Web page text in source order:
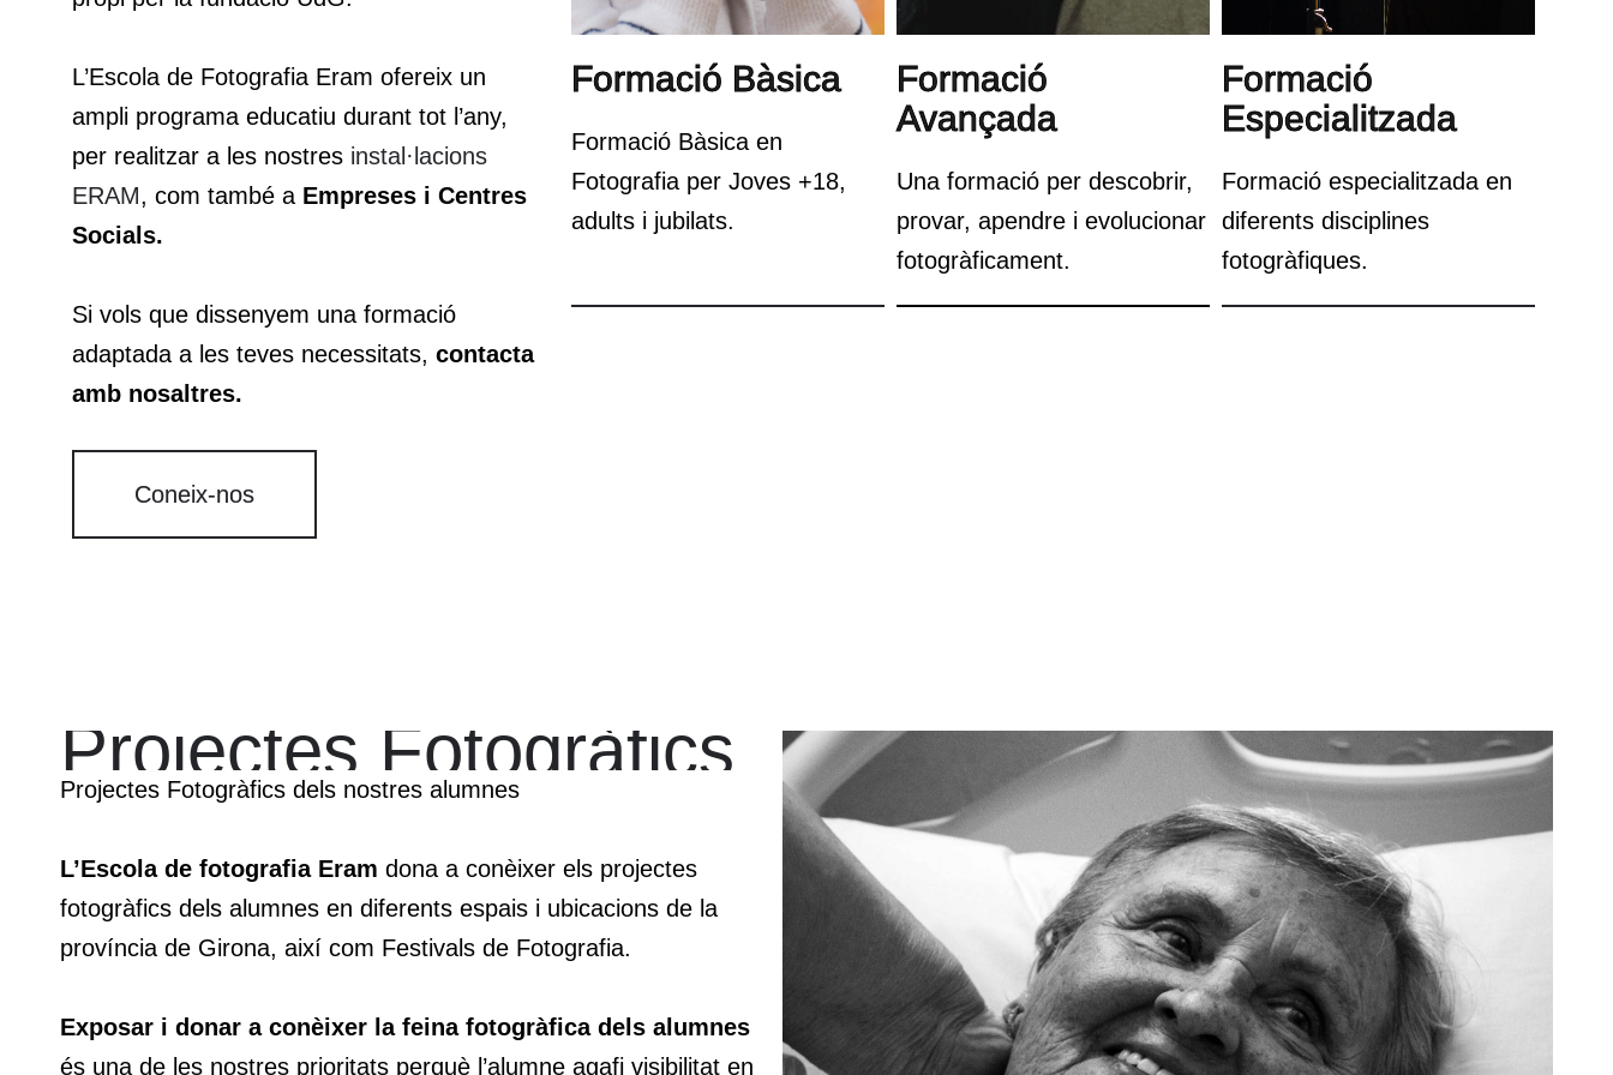
L’Escola de Fotografia Eram ofereix un
ampli programa educatiu durant tot l’any,
per realitzar a les nostres instal·lacions
ERAM, com també a Empreses i Centres
Socials.
Si vols que dissenyem una formació
adaptada a les teves necessitats, contacta
amb nosaltres.
Coneix-nos
Formació Bàsica
Formació Bàsica en
Fotografia per Joves +18,
adults i jubilats.
Formació
Avançada
Una formació per descobrir,
provar, apendre i evolucionar
fotogràficament.
Formació
Especialitzada
Formació especialitzada en
diferents disciplines
fotogràfiques.
Projectes Fotogràfics
Projectes Fotogràfics dels nostres alumnes
L’Escola de fotografia Eram dona a conèixer els projectes
fotogràfics dels alumnes en diferents espais i ubicacions de la
província de Girona, així com Festivals de Fotografia.
Exposar i donar a conèixer la feina fotogràfica dels alumnes
és una de les nostres prioritats perquè l’alumne agafi visibilitat en